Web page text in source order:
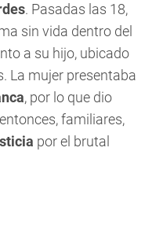
. Pasadas las 18,
sin vida dentro del
a su hijo, ubicado
La mujer presentaba
, por lo que dio
familiares,
por el brutal